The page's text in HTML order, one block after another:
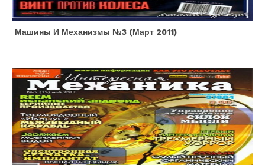
Машины И Механизмы №3 (март 2011)